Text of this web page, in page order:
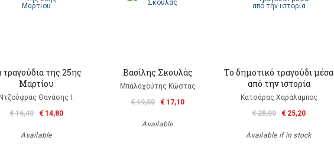
τραγούδια της 25ης
Μαρτίου
Θανάσης Ι.
€ 16,40
€ 14,80
Available
Βασίλης Σκουλάς
Μπαλαχούτης Κώστας
€ 19,00
€ 17,10
Available
Το δημοτικό τραγούδι μέσα
από την ιστορία
Κατσάρας Χαράλαμπος
€ 28,00
€ 25,20
Available if in stock